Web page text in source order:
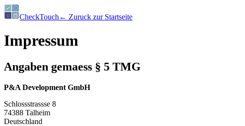
CheckTouch ← Zuruck zur Startseite
Impressum
Angaben gemaess § 5 TMG
P&A Development GmbH
Schlossstrassse 8
74388 Talheim
Deutschland